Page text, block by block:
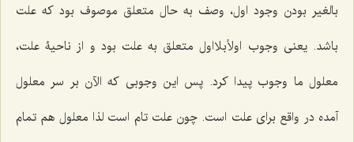
بالغیر بودن وجود اول، وصف به حال متعلق موصوف بود که علت
باشد. یعنی وجوب اولاًبلااول متعلق به علت بود و از ناحیۀ علت،
معلول ما وجوب پیدا کرد. پس این وجوبی که الآن بر سر معلول
آمده در واقع برای علت است. چون علت تام است لذا معلول هم تمام